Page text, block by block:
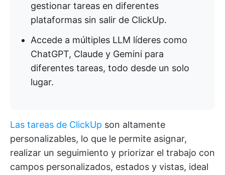
gestionar tareas en diferentes
plataformas sin salir de ClickUp.
Accede a múltiples LLM líderes como
ChatGPT, Claude y Gemini para
diferentes tareas, todo desde un solo
lugar.
Las tareas de ClickUp son altamente
personalizables, lo que le permite asignar,
realizar un seguimiento y priorizar el trabajo con
campos personalizados, estados y vistas, ideal